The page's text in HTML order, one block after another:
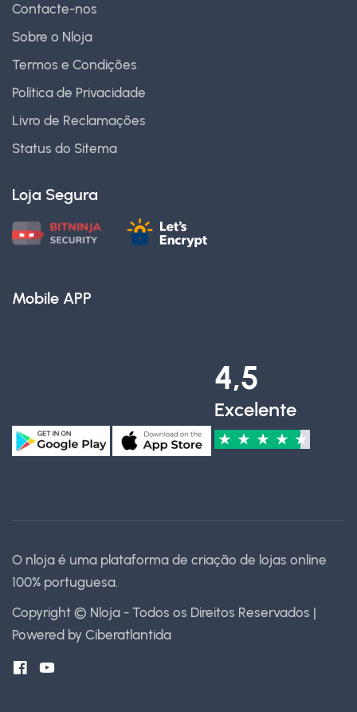
Contacte-nos
Sobre o Nloja
Termos e Condições
Política de Privacidade
Livro de Reclamações
Status do Sitema
Loja Segura
Mobile APP
4,5
Excelente
★ ★ ★ ★ ★
O nloja é uma plataforma de criação de lojas online
100% portuguesa.
Copyright © Nloja - Todos os Direitos Reservados |
Powered by Ciberatlantida